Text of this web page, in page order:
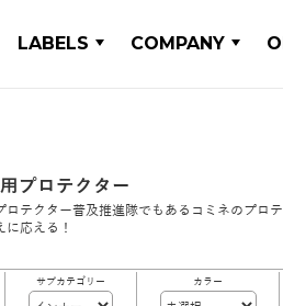
LABELS COMPANY
プロテクター
テクター普及推進隊でもあるコミネのプ
応える！
サブカテゴリー カラー